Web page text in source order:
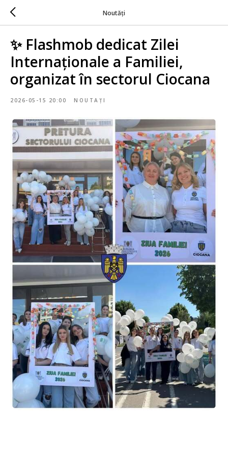
Noutăți
✨ Flashmob dedicat Zilei
Internaționale a Familiei,
organizat în sectorul Ciocana
2026-05-15 20:00 NOUTAȚI